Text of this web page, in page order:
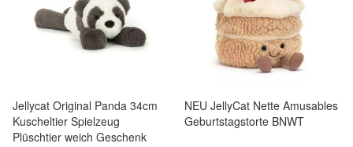
Jellycat Original Panda 34cm
Kuscheltier Spielzeug
Plüschtier weich Geschenk
NEU JellyCat Nette Amusables
Geburtstagstorte BNWT